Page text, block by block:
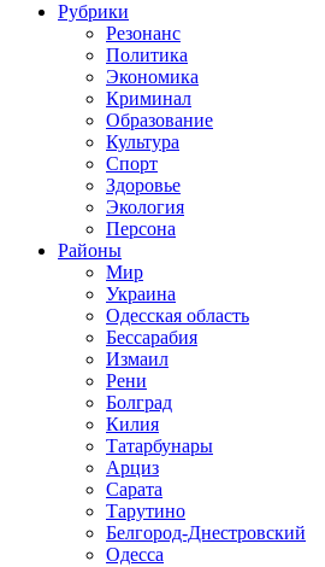
Рубрики
Резонанс
Политика
Экономика
Криминал
Образование
Культура
Спорт
Здоровье
Экология
Персона
Районы
Мир
Украина
Одесская область
Бессарабия
Измаил
Рени
Болград
Килия
Татарбунары
Арциз
Сарата
Тарутино
Белгород-Днестровский
Одесса